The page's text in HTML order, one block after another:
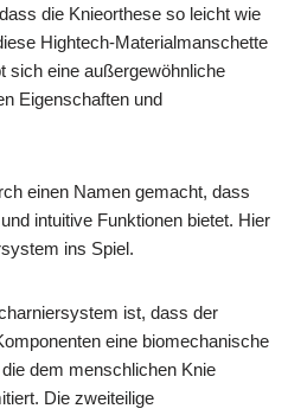
die Knieorthese so leicht wie
Hightech-Materialmanschette
sich eine außergewöhnliche
Eigenschaften und
einen Namen gemacht, dass
intuitive Funktionen bietet. Hier
ins Spiel.
ist, dass der
eine biomechanische
dem menschlichen Knie
Die zweiteilige